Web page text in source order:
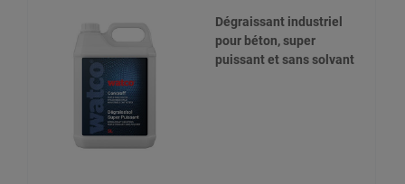
Dégraissant industriel
pour béton, super
puissant et sans solvant